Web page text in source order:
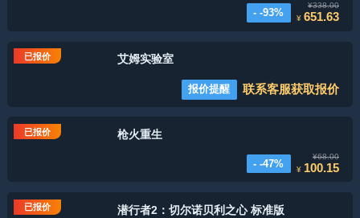
- -93%
¥338.00
¥651.63
已报价 艾姆实验室
报价提醒 联系客服获取报价
已报价 枪火重生
- -47%
¥68.00
¥ 100.15
已报价 潜行者2：切尔诺贝利之心 标准版